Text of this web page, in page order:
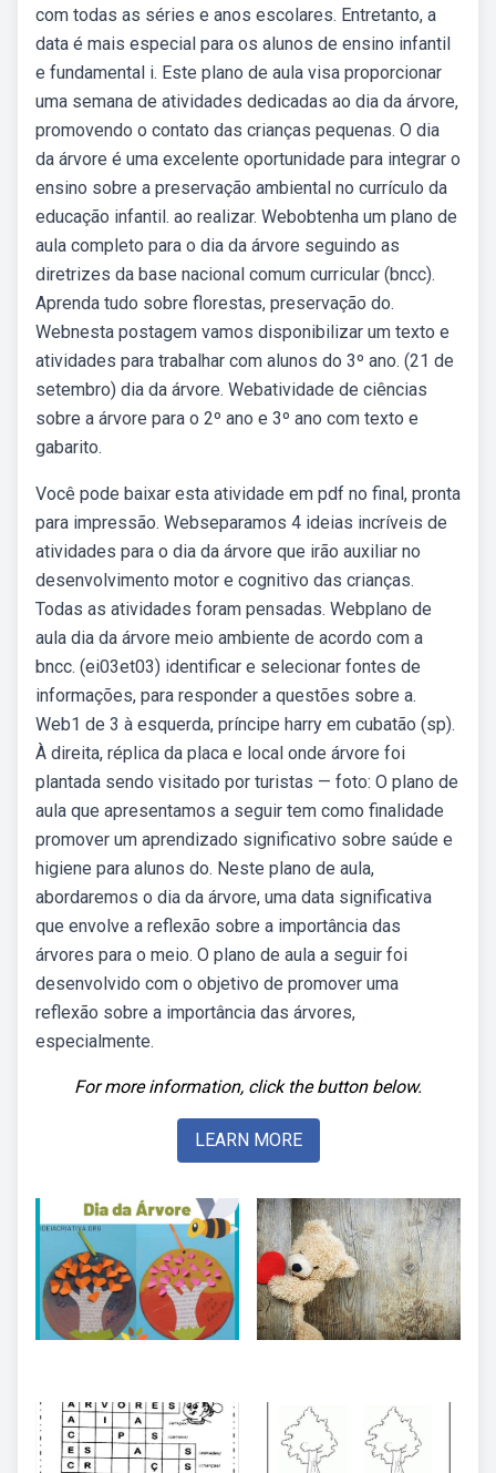
com todas as séries e anos escolares. Entretanto, a
data é mais especial para os alunos de ensino infantil
e fundamental i. Este plano de aula visa proporcionar
uma semana de atividades dedicadas ao dia da árvore,
promovendo o contato das crianças pequenas. O dia
da árvore é uma excelente oportunidade para integrar o
ensino sobre a preservação ambiental no currículo da
educação infantil. ao realizar. Webobtenha um plano de
aula completo para o dia da árvore seguindo as
diretrizes da base nacional comum curricular (bncc).
Aprenda tudo sobre florestas, preservação do.
Webnesta postagem vamos disponibilizar um texto e
atividades para trabalhar com alunos do 3º ano. (21 de
setembro) dia da árvore. Webatividade de ciências
sobre a árvore para o 2º ano e 3º ano com texto e
gabarito.
Você pode baixar esta atividade em pdf no final, pronta
para impressão. Webseparamos 4 ideias incríveis de
atividades para o dia da árvore que irão auxiliar no
desenvolvimento motor e cognitivo das crianças.
Todas as atividades foram pensadas. Webplano de
aula dia da árvore meio ambiente de acordo com a
bncc. (ei03et03) identificar e selecionar fontes de
informações, para responder a questões sobre a.
Web1 de 3 à esquerda, príncipe harry em cubatão (sp).
À direita, réplica da placa e local onde árvore foi
plantada sendo visitado por turistas — foto: O plano de
aula que apresentamos a seguir tem como finalidade
promover um aprendizado significativo sobre saúde e
higiene para alunos do. Neste plano de aula,
abordaremos o dia da árvore, uma data significativa
que envolve a reflexão sobre a importância das
árvores para o meio. O plano de aula a seguir foi
desenvolvido com o objetivo de promover uma
reflexão sobre a importância das árvores,
especialmente.
For more information, click the button below.
LEARN MORE